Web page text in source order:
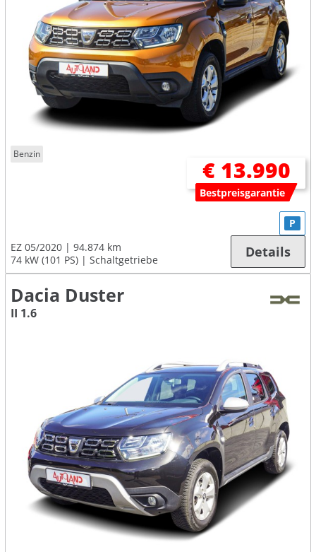
Benzin
€ 13.990
Bestpreisgarantie
EZ 05/2020
94.874 km
74 kW (101 PS)
Schaltgetriebe
P
Details
Dacia Duster
II 1.6